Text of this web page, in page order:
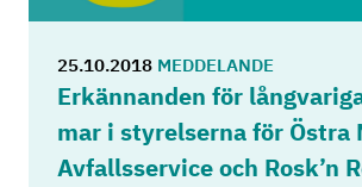
25.10.2018 MEDDELANDE
Er­kän­nan­den för
mar i sty­rel­ser­na för Östra
Av­falls­ser­vice och Rosk’n